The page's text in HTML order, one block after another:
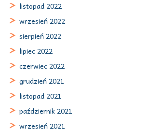
listopad 2022
wrzesień 2022
sierpień 2022
lipiec 2022
czerwiec 2022
grudzień 2021
listopad 2021
październik 2021
wrzesień 2021